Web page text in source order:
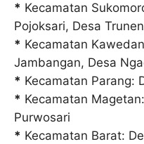
* Kecamatan
Pojoksari, Desa
* Kecamatan
Jambangan, Desa
* Kecamatan Parang:
* Kecamatan
Purwosari
* Kecamatan Barat: